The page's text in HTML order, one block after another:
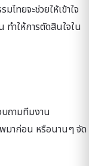
ไทยจะช่วยให้เข้าใจ
ทำให้การตัดสินใจใน
ถามทีมงาน
มาก่อน หรือนานๆ จัด